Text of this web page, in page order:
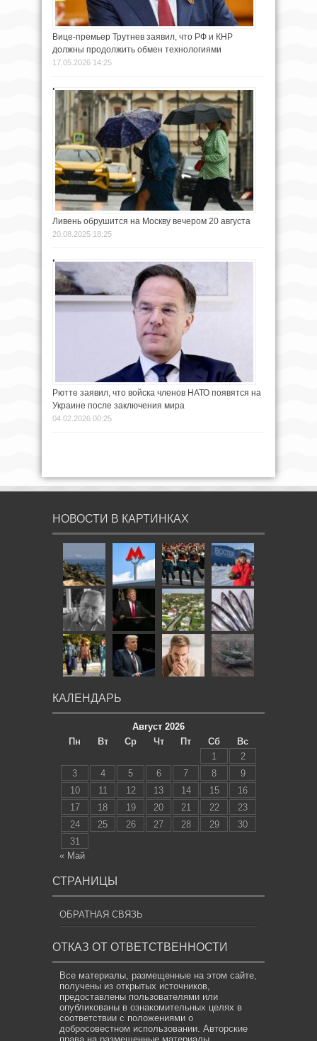
Вице-премьер Трутнев заявил, что РФ и КНР
должны продолжить обмен технологиями
17.05.2026 14:25
Ливень обрушится на Москву вечером 20 августа
20.08.2025 18:25
Рютте заявил, что войска членов НАТО появятся на
Украине после заключения мира
04.02.2026 00:25
НОВОСТИ В КАРТИНКАХ
КАЛЕНДАРЬ
Август 2026
Пн
Вт Ср Чт Пт Сб
Вс
1
2
3
4 5 6 7 8
9
10
11 12 13 14 15
16
17
18 19 20 21 22
23
24
25 26 27 28 29
30
31
« Май
СТРАНИЦЫ
ОБРАТНАЯ СВЯЗЬ
ОТКАЗ ОТ ОТВЕТСТВЕННОСТИ
Все материалы, размещенные на этом сайте,
получены из открытых источников,
предоставлены пользователями или
опубликованы в ознакомительных целях в
соответствии с положениями о
добросовестном использовании. Авторские